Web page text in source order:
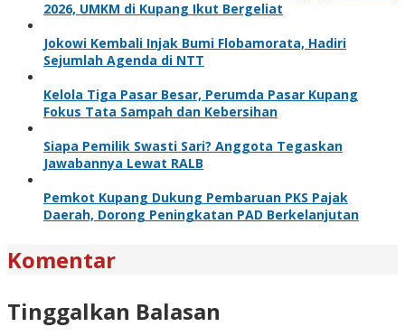
2026, UMKM di Kupang Ikut Bergeliat
Jokowi Kembali Injak Bumi Flobamorata, Hadiri
Sejumlah Agenda di NTT
Kelola Tiga Pasar Besar, Perumda Pasar Kupang
Fokus Tata Sampah dan Kebersihan
Siapa Pemilik Swasti Sari? Anggota Tegaskan
Jawabannya Lewat RALB
Pemkot Kupang Dukung Pembaruan PKS Pajak
Daerah, Dorong Peningkatan PAD Berkelanjutan
Komentar
Tinggalkan Balasan